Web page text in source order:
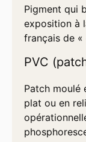
Pigment qui
exposition à
français de
PVC
Patch moulé
plat ou en